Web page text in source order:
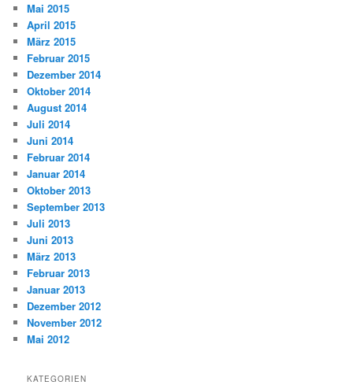
Mai 2015
April 2015
März 2015
Februar 2015
Dezember 2014
Oktober 2014
August 2014
Juli 2014
Juni 2014
Februar 2014
Januar 2014
Oktober 2013
September 2013
Juli 2013
Juni 2013
März 2013
Februar 2013
Januar 2013
Dezember 2012
November 2012
Mai 2012
KATEGORIEN